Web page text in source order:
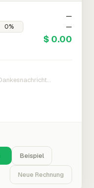
—
—
$ 0.00
Beispiel
Neue Rechnung